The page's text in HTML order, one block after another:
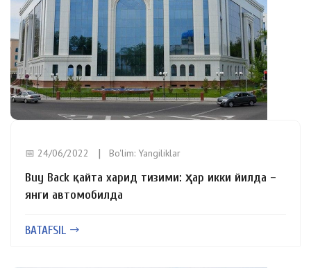
📅 24/06/2022 Bo'lim: Yangiliklar
Buy Back қайта харид тизими: ҳар икки йилда –
янги автомобилда
BATAFSIL